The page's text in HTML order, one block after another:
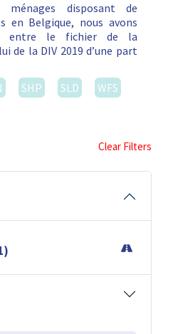
disposant de
en Belgique, nous avons
entre le fichier de la
de la DIV 2019 d’une part
SHP SLD
WFS
Clear Filters